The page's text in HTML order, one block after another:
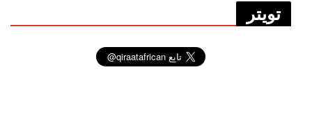
تويتر